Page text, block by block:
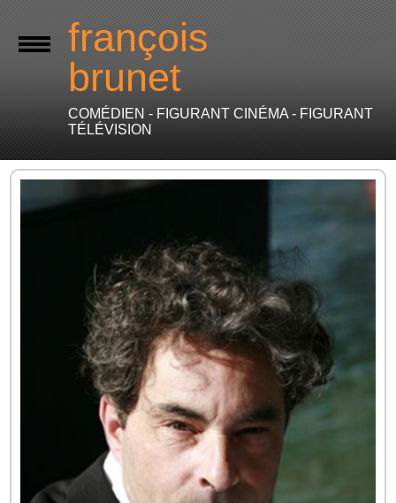
françois
brunet
COMÉDIEN - FIGURANT CINÉMA - FIGURANT
TÉLÉVISION